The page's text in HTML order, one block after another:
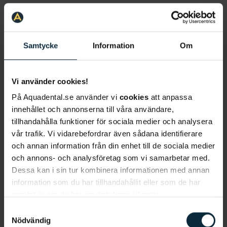
Samtycke Information Om
Vi använder cookies!
På Aquadental.se använder vi cookies att anpassa
innehållet och annonserna till våra användare,
tillhandahålla funktioner för sociala medier och analysera
vår trafik. Vi vidarebefordrar även sådana identifierare
och annan information från din enhet till de sociala medier
och annons- och analysföretag som vi samarbetar med.
Dessa kan i sin tur kombinera informationen med annan
information som du har tillhandahållit eller som de har
Nödvändig
Så behandlas fördjupade tandfickor
upphängningsapparat. Den består av vävnader som
tandkött måste man se till att rikta in en behandling
för att få parodontiet att bli friskt. Till en början
krävs en diagnos och att man fångar upp sjukdomen
i god tid, därmed uppmanar vi starkt till du besöker
tandvården med jämna mellanrum. Vid en
basundersökning hos en tandläkare eller
tandhygienist görs en fickdjupsmätning, blödning
noteras samt vilken grad av rörlighet dina tänder har
i dagsläget. Även röntgenbilder är ett led i
diagnostiken för att granska och notera nedbrytning
av käkbenet. Informationen används för att bedöma